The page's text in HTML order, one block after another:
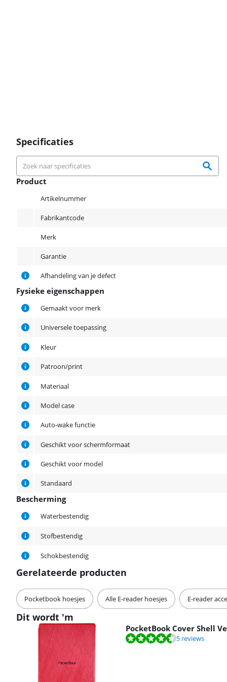
Specificaties
Product
Artikelnummer
Fabrikantcode
Merk
Garantie
Afhandeling van je defect
Fysieke eigenschappen
Fysieke eigenschappen
Gemaakt voor merk
Universele toepassing
Kleur
Patroon/print
Materiaal
Model case
Auto-wake functie
Geschikt voor schermformaat
Geschikt voor model
Standaard
Bescherming
Bescherming
Waterbestendig
Stofbestendig
Schokbestendig
Gerelateerde producten
Pocketbook hoesjes Alle E-reader hoesjes E-reader
Dit wordt 'm
PocketBook Cover Shell
Beoordeling is 8,5 van de 10, gebaseerd op 5 reviews. 5 reviews